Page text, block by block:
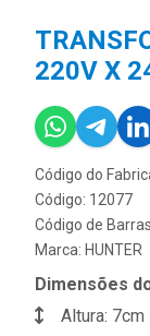
220V X
Código do
Código: 12077
Código de
Marca: HUNTER
Dimensões
Altura: 7cm